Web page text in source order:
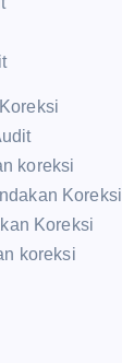
koreksi
Koreksi
Koreksi
koreksi